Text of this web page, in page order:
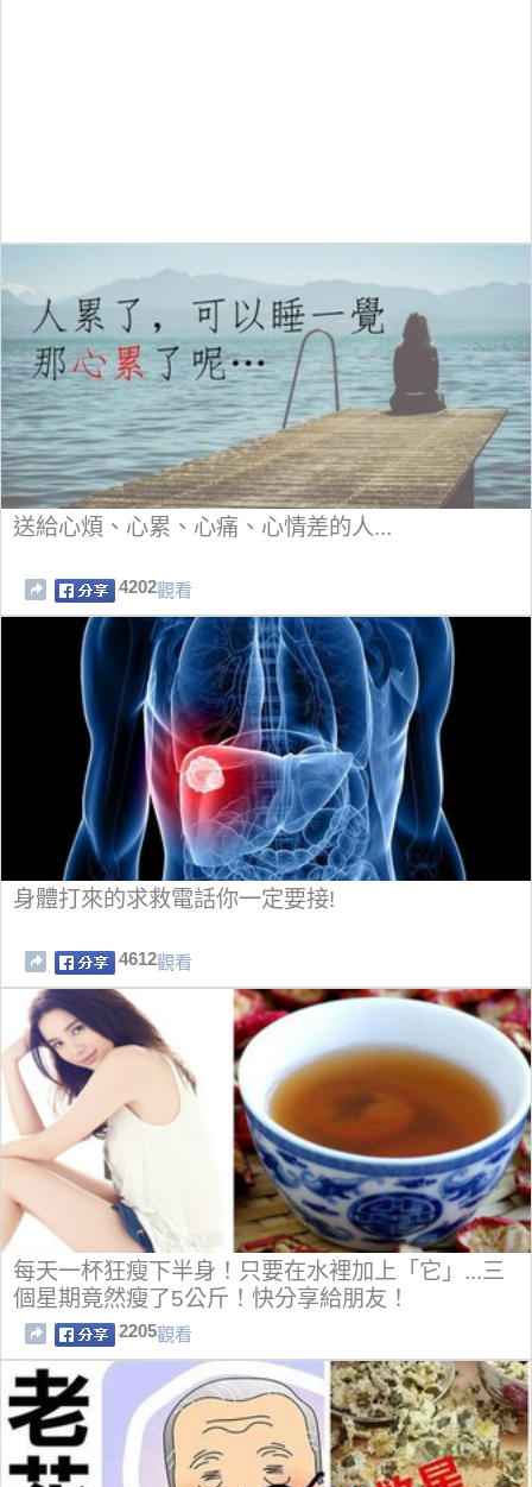
送給心煩、心累、心痛、心情差的人...
4202觀看
身體打來的求救電話你一定要接!
4612觀看
每天一杯狂瘦下半身！只要在水裡加上「它」...三
個星期竟然瘦了5公斤！快分享給朋友！
2205觀看